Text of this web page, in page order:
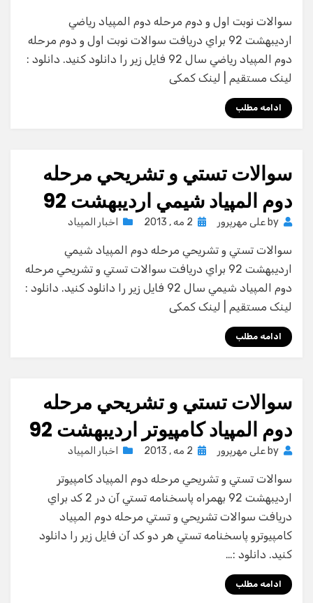
سوالات نوبت اول و دوم مرحله دوم المپياد رياضي
ارديبهشت 92 براي دريافت سوالات نوبت اول و دوم مرحله
دوم المپياد رياضي سال 92 فايل زير را دانلود كنيد. دانلود :
لینک مستقیم | لینک کمکی
ادامه مطلب
سوالات تستي و تشريحي مرحله
دوم المپياد شيمي ارديبهشت 92
by علی مهرپرور
Posted
2 مه , 2013 اخبار المپیاد
سوالات تستي و تشريحي مرحله دوم المپياد شيمي
ارديبهشت 92 براي دريافت سوالات تستي و تشريحي مرحله
دوم المپياد شيمي سال 92 فايل زير را دانلود كنيد. دانلود :
لینک مستقیم | لینک کمکی
ادامه مطلب
سوالات تستي و تشريحي مرحله
دوم المپياد كامپيوتر ارديبهشت 92
by علی مهرپرور
Posted
2 مه , 2013 اخبار المپیاد
سوالات تستي و تشريحي مرحله دوم المپياد كامپيوتر
ارديبهشت 92 بهمراه پاسخنامه تستي آن در 2 كد براي
دريافت سوالات تشريحي و تستي مرحله دوم المپياد
كامپيوترو پاسخنامه تستي هر دو كد آن فايل زير را دانلود
كنيد. دانلود :…
ادامه مطلب